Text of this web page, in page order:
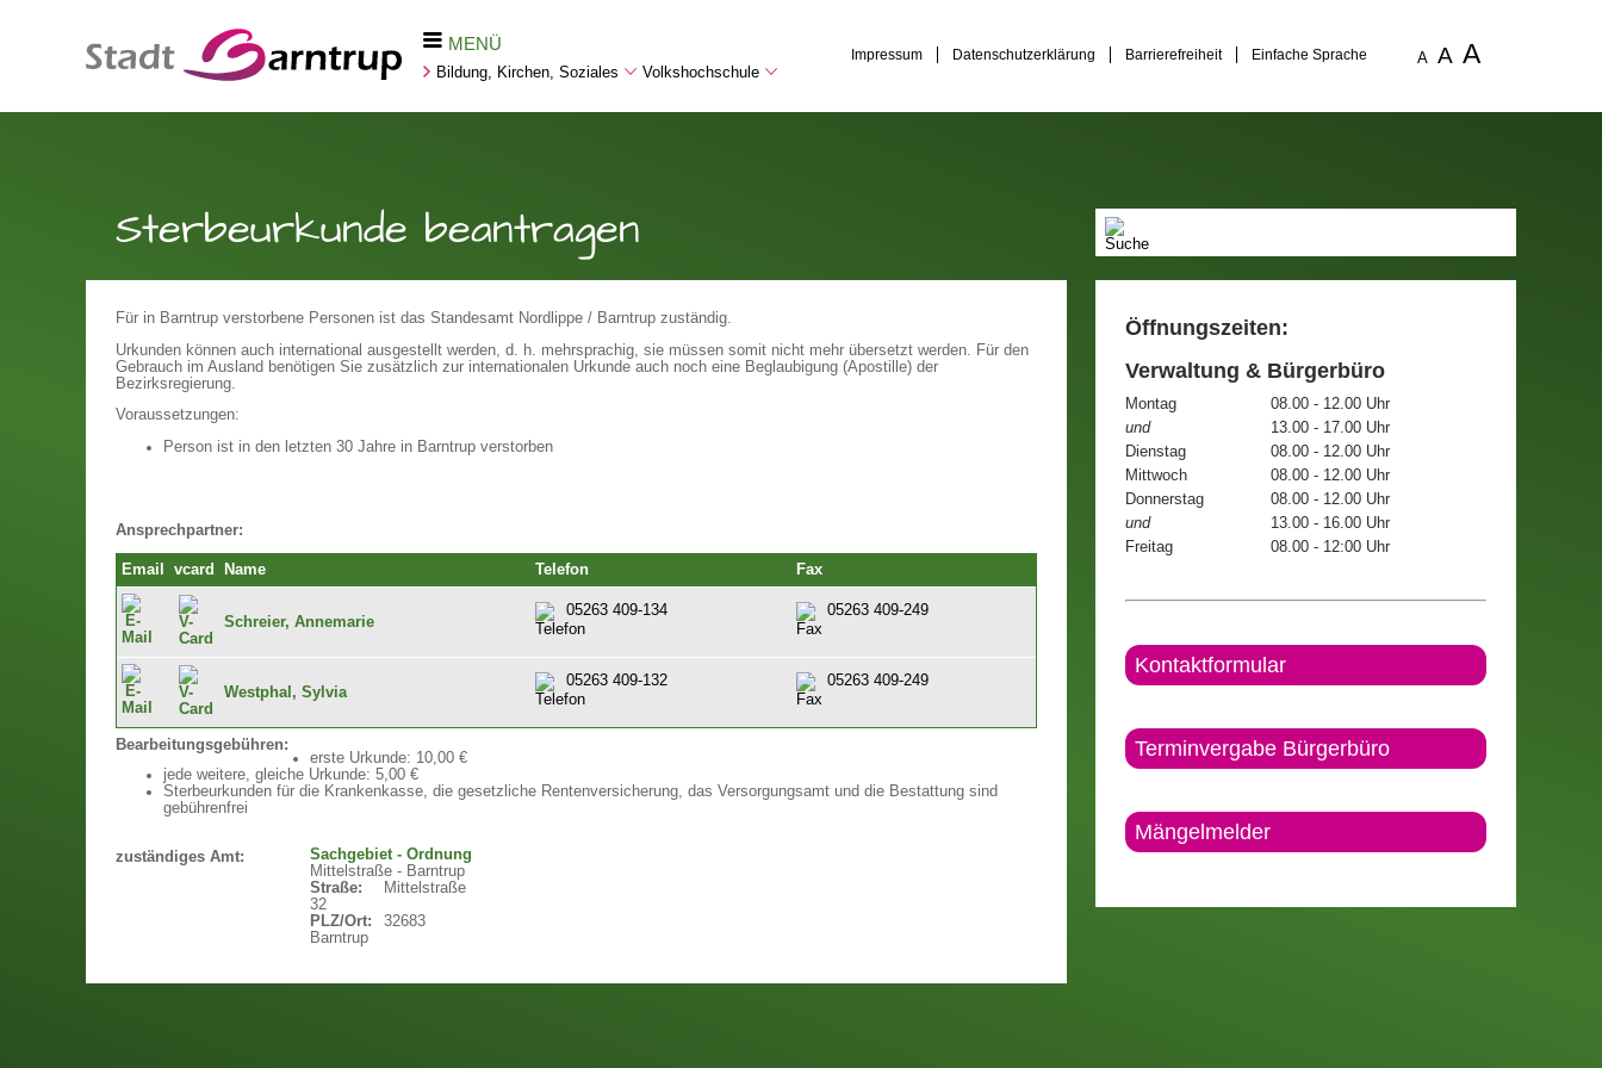
MENÜ
Bildung, Kirchen, Soziales Volkshochschule
Impressum Datenschutzerklärung Barrierefreiheit Einfache Sprache A A A
Sterbeurkunde beantragen
Für in Barntrup verstorbene Personen ist das Standesamt Nordlippe / Barntrup zuständig.
Urkunden können auch international ausgestellt werden, d. h. mehrsprachig, sie müssen somit nicht mehr übersetzt werden. Für den
Gebrauch im Ausland benötigen Sie zusätzlich zur internationalen Urkunde auch noch eine Beglaubigung (Apostille) der
Bezirksregierung.
Voraussetzungen:
Person ist in den letzten 30 Jahre in Barntrup verstorben
Ansprechpartner:
Email vcard Name Telefon Fax
Schreier, Annemarie
05263 409-134 05263 409-249
Westphal, Sylvia
05263 409-132 05263 409-249
Bearbeitungsgebühren:
erste Urkunde: 10,00 €
jede weitere, gleiche Urkunde: 5,00 €
Sterbeurkunden für die Krankenkasse, die gesetzliche Rentenversicherung, das Versorgungsamt und die Bestattung sind
gebührenfrei
zuständiges Amt:
Sachgebiet - Ordnung
Mittelstraße - Barntrup
Straße:
Mittelstraße
32
PLZ/Ort:
32683
Barntrup
Öffnungszeiten:
Verwaltung & Bürgerbüro
Montag
08.00 - 12.00 Uhr
und
13.00 - 17.00 Uhr
Dienstag
08.00 - 12.00 Uhr
Mittwoch
08.00 - 12.00 Uhr
Donnerstag
08.00 - 12.00 Uhr
und
13.00 - 16.00 Uhr
Freitag
08.00 - 12:00 Uhr
Kontaktformular
Terminvergabe Bürgerbüro
Mängelmelder